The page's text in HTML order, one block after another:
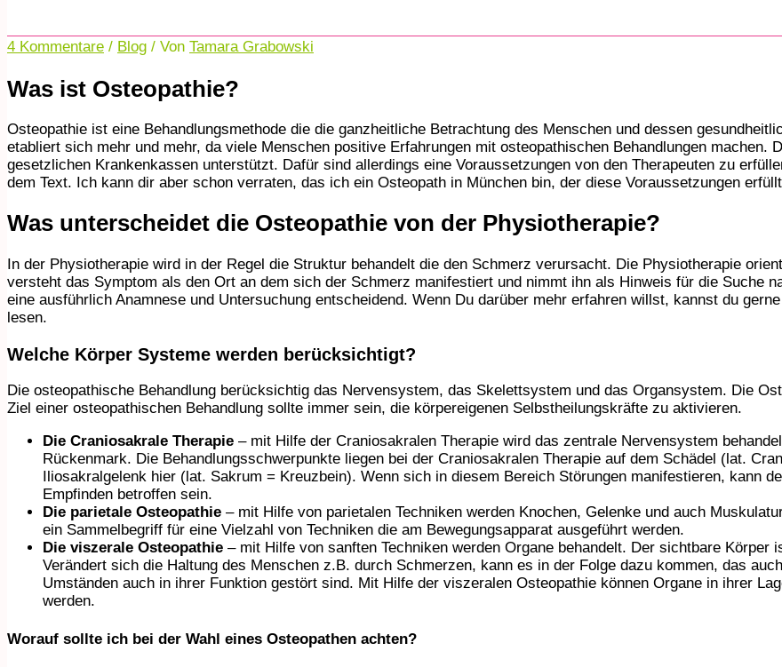
4 Kommentare / Blog / Von Tamara Grabowski
Was ist Osteopathie?
Osteopathie ist eine Behandlungsmethode die die ganzheitliche Betrachtung des Menschen und dessen
etabliert sich mehr und mehr, da viele Menschen positive Erfahrungen mit osteopathischen Behandlungen machen.
gesetzlichen Krankenkassen unterstützt. Dafür sind allerdings eine Voraussetzungen von den Therapeuten zu
dem Text. Ich kann dir aber schon verraten, das ich ein Osteopath in München bin, der diese Voraussetzungen
Was unterscheidet die Osteopathie von der Physiotherapie?
In der Physiotherapie wird in der Regel die Struktur behandelt die den Schmerz verursacht. Die Physiotherapie
versteht das Symptom als den Ort an dem sich der Schmerz manifestiert und nimmt ihn als Hinweis für die Suche
eine ausführlich Anamnese und Untersuchung entscheidend. Wenn Du darüber mehr erfahren willst, kannst du
lesen.
Welche Körper Systeme werden berücksichtigt?
Die osteopathische Behandlung berücksichtig das Nervensystem, das Skelettsystem und das Organsystem. Die
Ziel einer osteopathischen Behandlung sollte immer sein, die körpereigenen Selbstheilungskräfte zu aktivieren.
Die Craniosakrale Therapie – mit Hilfe der Craniosakralen Therapie wird das zentrale Nervensystem
Rückenmark. Die Behandlungsschwerpunkte liegen bei der Craniosakralen Therapie auf dem Schädel (lat.
Iliosakralgelenk hier (lat. Sakrum = Kreuzbein). Wenn sich in diesem Bereich Störungen manifestieren, kann
Empfinden betroffen sein.
Die parietale Osteopathie – mit Hilfe von parietalen Techniken werden Knochen, Gelenke und auch
ein Sammelbegriff für eine Vielzahl von Techniken die am Bewegungsapparat ausgeführt werden.
Die viszerale Osteopathie – mit Hilfe von sanften Techniken werden Organe behandelt. Der sichtbare Körper
Verändert sich die Haltung des Menschen z.B. durch Schmerzen, kann es in der Folge dazu kommen, das
Umständen auch in ihrer Funktion gestört sind. Mit Hilfe der viszeralen Osteopathie können Organe in ihrer
werden.
Worauf sollte ich bei der Wahl eines Osteopathen achten?